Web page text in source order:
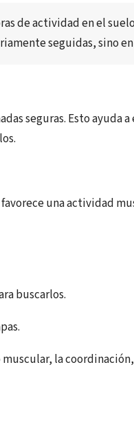
de actividad en el
seguidas, sino
seguras. Esto ayuda
una actividad
buscarlos.
la